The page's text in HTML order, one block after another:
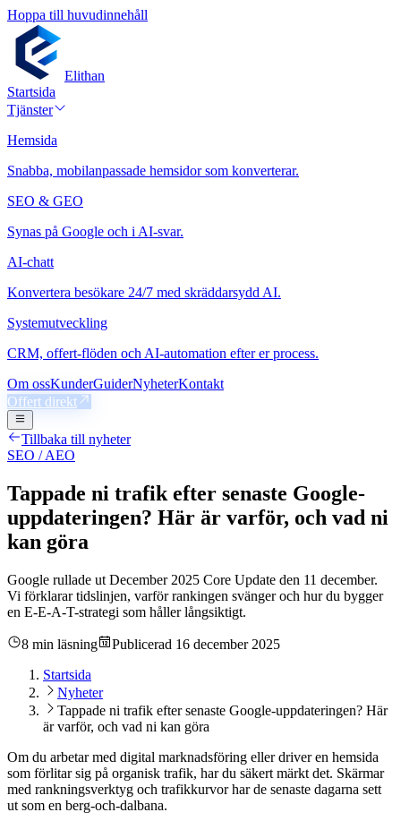
Hoppa till huvudinnehåll
Elithan
Startsida
Tjänster
Hemsida
Snabba, mobilanpassade hemsidor som konverterar.
SEO & GEO
Synas på Google och i AI-svar.
AI-chatt
Konvertera besökare 24/7 med skräddarsydd AI.
Systemutveckling
CRM, offert-flöden och AI-automation efter er process.
Om ossKunderGuiderNyheterKontakt
Offert direkt
Tillbaka till nyheter
SEO / AEO
Tappade ni trafik efter senaste Google-
uppdateringen? Här är varför, och vad ni
kan göra
Google rullade ut December 2025 Core Update den 11 december.
Vi förklarar tidslinjen, varför rankingen svänger och hur du bygger
en E-E-A-T-strategi som håller långsiktigt.
8 min läsning Publicerad 16 december 2025
Startsida
Nyheter
Tappade ni trafik efter senaste Google-uppdateringen? Här
är varför, och vad ni kan göra
Om du arbetar med digital marknadsföring eller driver en hemsida
som förlitar sig på organisk trafik, har du säkert märkt det. Skärmar
med rankningsverktyg och trafikkurvor har de senaste dagarna sett
ut som en berg-och-dalbana.